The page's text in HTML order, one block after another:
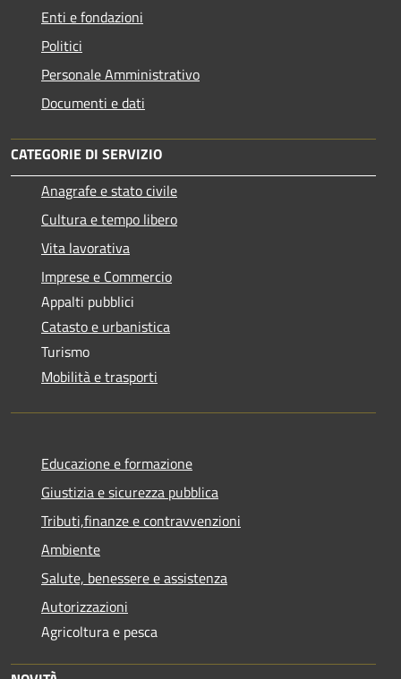
Enti e fondazioni
Politici
Personale Amministrativo
Documenti e dati
CATEGORIE DI SERVIZIO
Anagrafe e stato civile
Cultura e tempo libero
Vita lavorativa
Imprese e Commercio
Appalti pubblici
Catasto e urbanistica
Turismo
Mobilità e trasporti
Educazione e formazione
Giustizia e sicurezza pubblica
Tributi,finanze e contravvenzioni
Ambiente
Salute, benessere e assistenza
Autorizzazioni
Agricoltura e pesca